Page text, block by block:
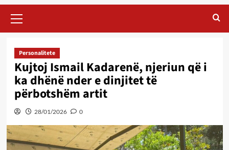
Menu
Personalitete
Kujtoj Ismail Kadarenë, njeriun që i
ka dhënë nder e dinjitet të
përbotshëm artit
28/01/2026 0